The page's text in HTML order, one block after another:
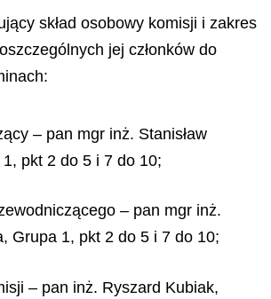
ący skład osobowy komisji i zakres
ó lnych jej członków do
– pan mgr inż. Stanisław
pkt 2 do 5 i 7 do 10;
– pan mgr inż.
Grupa 1, pkt 2 do 5 i 7 do 10;
– pan inż. Ryszard Kubiak,